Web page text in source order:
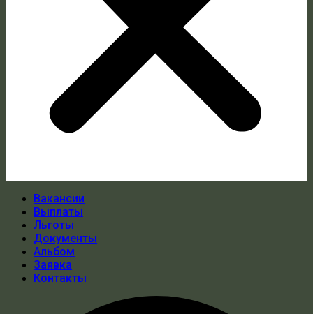
Вакансии
Выплаты
Льготы
Документы
Альбом
Заявка
Контакты